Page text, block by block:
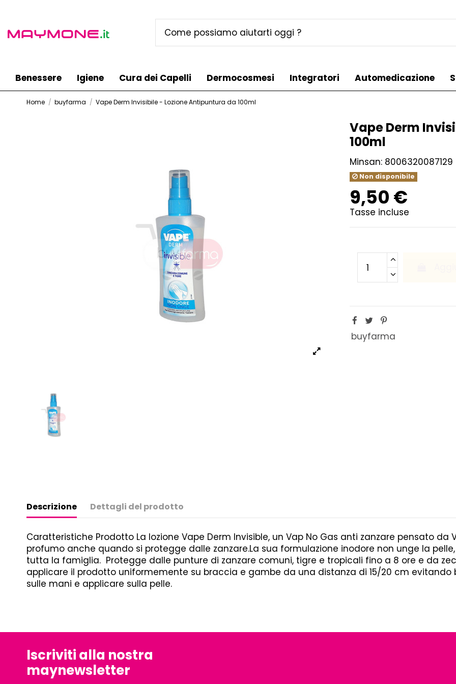
Benessere Igiene Cura dei Capelli Dermocosmesi Integratori Automedicazione
Home buyfarma Vape Derm Invisibile - Lozione Antipuntura da 100ml
Vape Derm
100ml
Minsan: 8006320087129
Non disponibile
9,50 €
Tasse incluse
buyfarma
Descrizione Dettagli del prodotto
Caratteristiche Prodotto La lozione Vape Derm Invisible, un Vap No Gas anti zanzare pensato
profumo anche quando si protegge dalle zanzare.La sua formulazione inodore non unge la
tutta la famiglia. Protegge dalle punture di zanzare comuni, tigre e tropicali fino a 8 ore e da
applicare il prodotto uniformemente su braccia e gambe da una distanza di 15/20 cm evitando
sulle mani e applicare sulla pelle.
Iscriviti alla nostra
maynewsletter